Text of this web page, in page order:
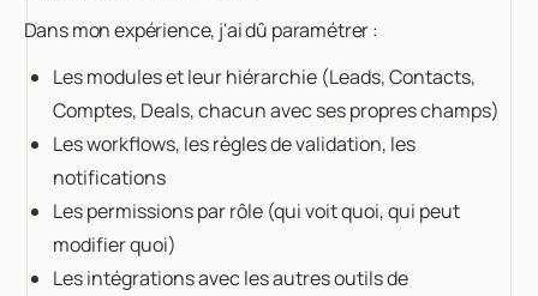
Dans mon expérience, j'ai dû paramétrer :
Les modules et leur hiérarchie (Leads, Contacts,
Comptes, Deals, chacun avec ses propres champs)
Les workflows, les règles de validation, les
notifications
Les permissions par rôle (qui voit quoi, qui peut
modifier quoi)
Les intégrations avec les autres outils de